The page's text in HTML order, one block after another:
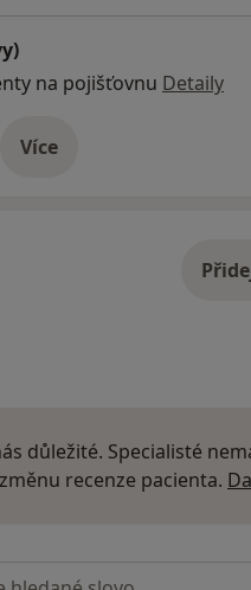
na pojišťovnu Detaily
Víceo adrese
důležité. Specialisté
recenze pacienta.
názorech